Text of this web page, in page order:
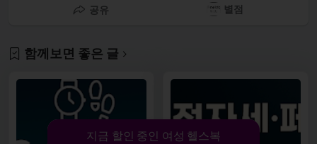
지금 할인 중인 여성 헬스복
공유
별점
함께보면 좋은 글